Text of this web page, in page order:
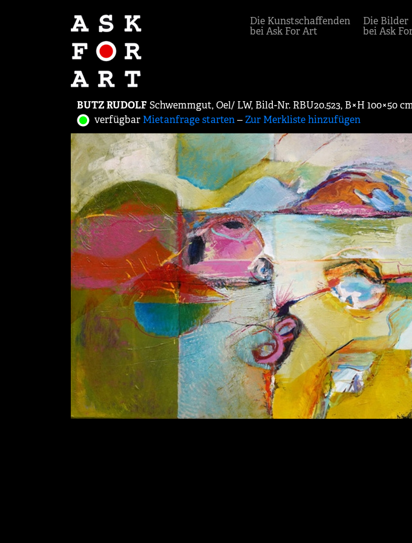
Die Kunstschaffenden
bei Ask For Art
Die Bilder
bei Ask
BUTZ RUDOLF Schwemmgut, Oel/ LW, Bild-Nr. RBU20.523, B×H 100×50
verfügbar Mietanfrage starten‒Zur Merkliste hinzufügen